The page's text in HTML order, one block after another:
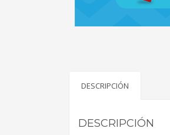
DESCRIPCIÓN
DESCRIPCIÓN